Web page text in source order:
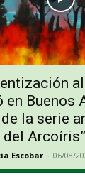
en Buenos
la serie
Arcoíris”
Escobar - 06/08/